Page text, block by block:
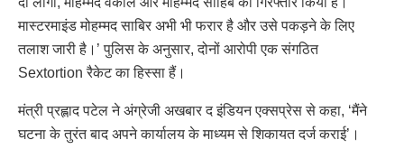
मास्टरमाइंड मोहम्मद साबिर अभी भी फरार है और उसे पकड़ने के लिए
तलाश जारी है।’ पुलिस के अनुसार, दोनों आरोपी एक संगठित
Sextortion रैकेट का हिस्सा हैं।
मंत्री प्रह्लाद पटेल ने अंग्रेजी अखबार द इंडियन एक्सप्रेस से कहा, ‘मैंने
घटना के तुरंत बाद अपने कार्यालय के माध्यम से शिकायत दर्ज कराई’।